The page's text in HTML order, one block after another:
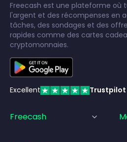
Freecash est une plateforme où
l'argent et des récompenses en
tâches, des sondages et des
rapides comme des cartes
cryptomonnaies.
Excellent Trustpilot
Freecash